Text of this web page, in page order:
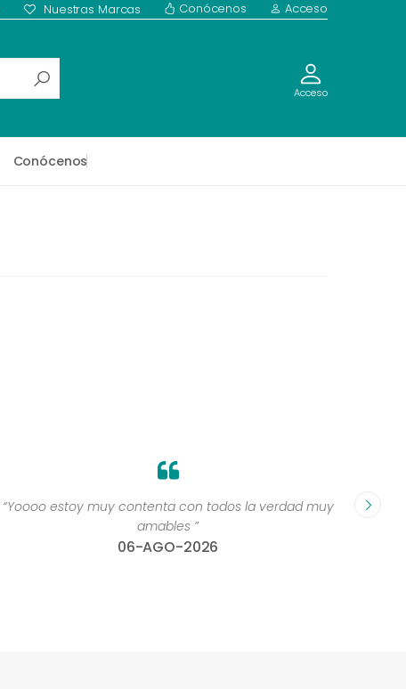
Nuestras Marcas Conócenos Acceso
Acceso
Conócenos
“Yoooo estoy muy contenta con todos la verdad muy
amables ”
06-AGO-2026